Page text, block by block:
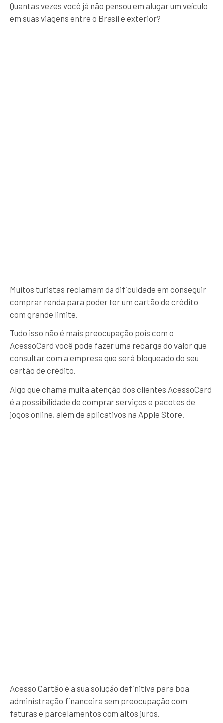
Quantas vezes você já não pensou em alugar um veículo
em suas viagens entre o Brasil e exterior?
Muitos turistas reclamam da dificuldade em conseguir
comprar renda para poder ter um cartão de crédito
com grande limite.
Tudo isso não é mais preocupação pois com o
AcessoCard você pode fazer uma recarga do valor que
consultar com a empresa que será bloqueado do seu
cartão de crédito.
Algo que chama muita atenção dos clientes AcessoCard
é a possibilidade de comprar serviços e pacotes de
jogos online, além de aplicativos na Apple Store.
Acesso Cartão é a sua solução definitiva para boa
administração financeira sem preocupação com
faturas e parcelamentos com altos juros.